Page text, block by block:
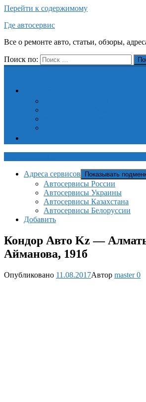
Перейти к содержимому
Где автосервис
Все о ремонте авто, статьи, обзоры,
Поиск по:
Адреса сервисов Показывать
Автосервисы России
Автосервисы Украины
Автосервисы Казахстана
Автосервисы Белоруссии
Добавить
Кондор Авто Kz —
Айманова, 191б
Опубликовано 11.08.2017Автор master0